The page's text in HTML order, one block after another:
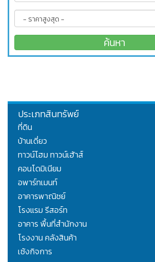
ประเภทสินทรัพย์
ที่ดิน
บ้านเดี่ยว
ทาวน์โฮม ทาวน์เฮ้าส์
คอนโดมิเนียม
อพาร์ทเมนท์
อาคารพาณิชย์
โรงแรม รีสอร์ท
อาคาร พื้นที่สำนักงาน
โรงงาน คลังสินค้า
เซ้งกิจการ